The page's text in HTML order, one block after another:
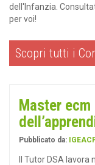
dell'Infanzia.
per voi!
Scopri tutti i
Master
Pubblicato da:
Il Tutor DSA